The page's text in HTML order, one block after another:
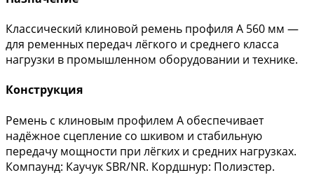
Классический клиновой ремень профиля A 560 мм —
для ременных передач лёгкого и среднего класса
нагрузки в промышленном оборудовании и технике.
Конструкция
Ремень с клиновым профилем A обеспечивает
надёжное сцепление со шкивом и стабильную
передачу мощности при лёгких и средних нагрузках.
Компаунд: Каучук SBR/NR. Кордшнур: Полиэстер.